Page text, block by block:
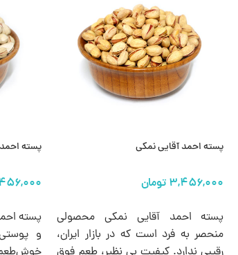
پسته احمد آقایی نمکی
پسته احمد آقایی نمکی محصولی
منحصر به فرد است که در بازار ایران،
پسته
پسته
و